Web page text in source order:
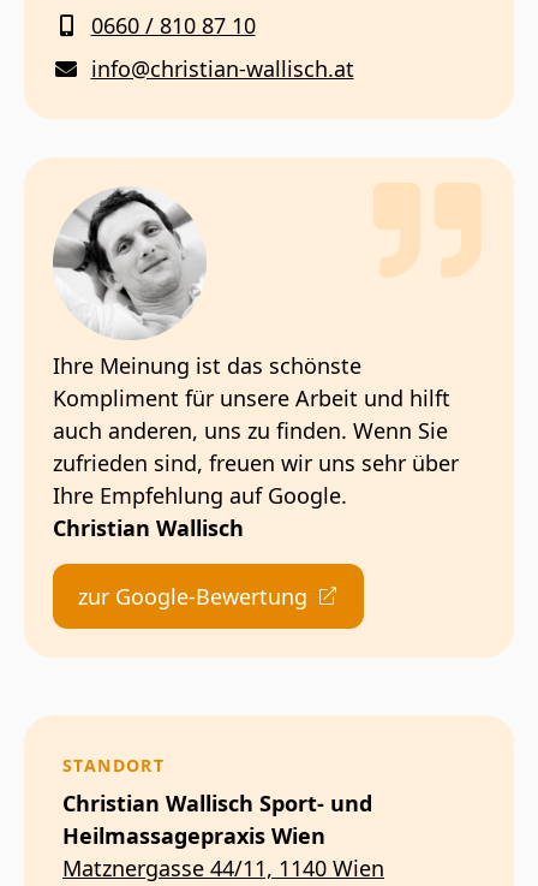
0660 / 810 87 10
info@christian-wallisch.at
Ihre Meinung ist das schönste
Kompliment für unsere Arbeit und hilft
auch anderen, uns zu finden. Wenn Sie
zufrieden sind, freuen wir uns sehr über
Ihre Empfehlung auf Google.
Christian Wallisch
zur Google-Bewertung
STANDORT
Christian Wallisch Sport- und
Heilmassagepraxis Wien
Matznergasse 44/11, 1140 Wien